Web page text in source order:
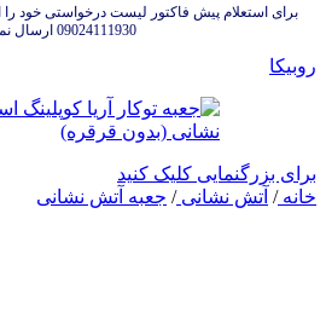
برای استعلام پیش فاکتور لیست درخواستی خود
09024111930 ارسال نمایید.
روبیکا
برای بزرگنمایی کلیک کنید
خانه/ آتش نشانی/ جعبه آتش نشانی